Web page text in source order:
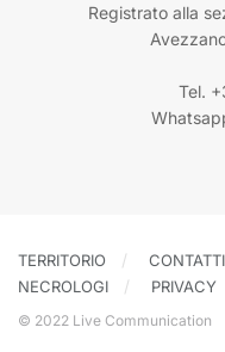
Registrato alla
Tel.
TERRITORIO CONTATTI
NECROLOGI
PRIVACY
© 2022 Live Communication